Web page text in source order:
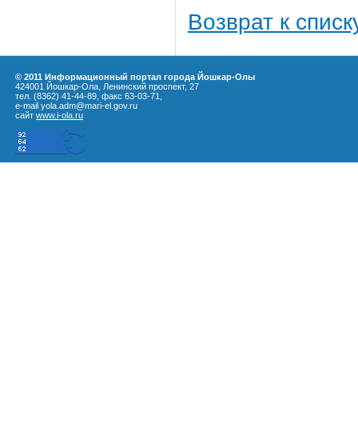
Возврат к
© 2011 Информационный портал города Йошкар-Олы
424001 Йошкар-Ола, Ленинский проспект, 27
тел. (8362) 41-44-89, факс 63-03-71,
e-mail yola.adm@mari-el.gov.ru
сайт www.i-ola.ru